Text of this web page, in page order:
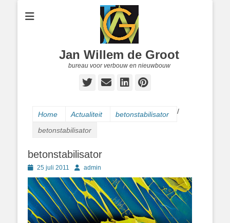
Jan Willem de Groot
bureau voor verbouw en nieuwbouw
Twitter
E-
LinkedIn
Pinterest
Home Actualiteit /
betonstabilisator
betonstabilisator
betonstabilisator
Geplaatst
op
25 juli 2011 Authoradmin